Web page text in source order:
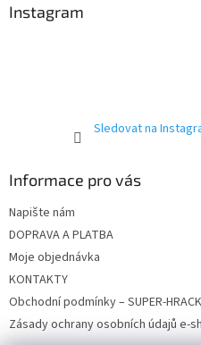
Instagram
Sledovat na
Informace pro vás
Napište nám
DOPRAVA A PLATBA
Moje objednávka
KONTAKTY
Obchodní podmínky – SUPER-
Zásady ochrany osobních údajů e-